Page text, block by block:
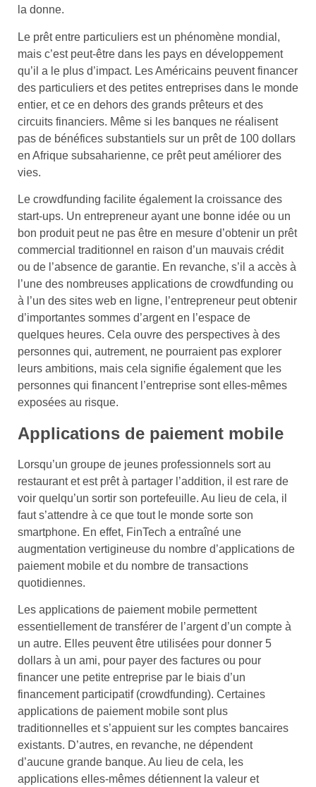
la donne.
Le prêt entre particuliers est un phénomène mondial,
mais c’est peut-être dans les pays en développement
qu’il a le plus d’impact. Les Américains peuvent financer
des particuliers et des petites entreprises dans le monde
entier, et ce en dehors des grands prêteurs et des
circuits financiers. Même si les banques ne réalisent
pas de bénéfices substantiels sur un prêt de 100 dollars
en Afrique subsaharienne, ce prêt peut améliorer des
vies.
Le crowdfunding facilite également la croissance des
start-ups. Un entrepreneur ayant une bonne idée ou un
bon produit peut ne pas être en mesure d’obtenir un prêt
commercial traditionnel en raison d’un mauvais crédit
ou de l’absence de garantie. En revanche, s’il a accès à
l’une des nombreuses applications de crowdfunding ou
à l’un des sites web en ligne, l’entrepreneur peut obtenir
d’importantes sommes d’argent en l’espace de
quelques heures. Cela ouvre des perspectives à des
personnes qui, autrement, ne pourraient pas explorer
leurs ambitions, mais cela signifie également que les
personnes qui financent l’entreprise sont elles-mêmes
exposées au risque.
Applications de paiement mobile
Lorsqu’un groupe de jeunes professionnels sort au
restaurant et est prêt à partager l’addition, il est rare de
voir quelqu’un sortir son portefeuille. Au lieu de cela, il
faut s’attendre à ce que tout le monde sorte son
smartphone. En effet, FinTech a entraîné une
augmentation vertigineuse du nombre d’applications de
paiement mobile et du nombre de transactions
quotidiennes.
Les applications de paiement mobile permettent
essentiellement de transférer de l’argent d’un compte à
un autre. Elles peuvent être utilisées pour donner 5
dollars à un ami, pour payer des factures ou pour
financer une petite entreprise par le biais d’un
financement participatif (crowdfunding). Certaines
applications de paiement mobile sont plus
traditionnelles et s’appuient sur les comptes bancaires
existants. D’autres, en revanche, ne dépendent
d’aucune grande banque. Au lieu de cela, les
applications elles-mêmes détiennent la valeur et